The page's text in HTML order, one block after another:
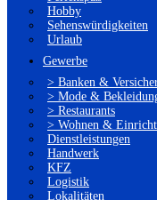
Hobby
Sehenswürdigkeiten
Urlaub
Gewerbe
> Banken &
> Mode &
> Restaurants
> Wohnen &
Dienstleistungen
Handwerk
KFZ
Logistik
Lokalitäten